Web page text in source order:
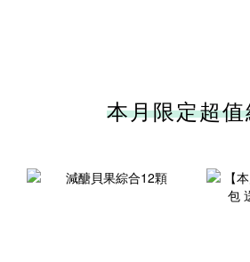
本月限定超